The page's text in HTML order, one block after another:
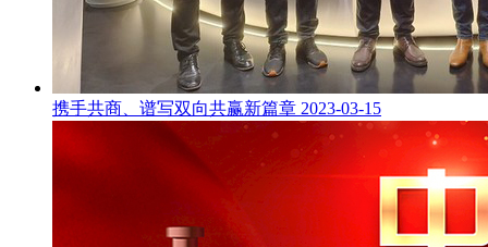
携手共商、谱写双向共赢新篇章 2023-03-15